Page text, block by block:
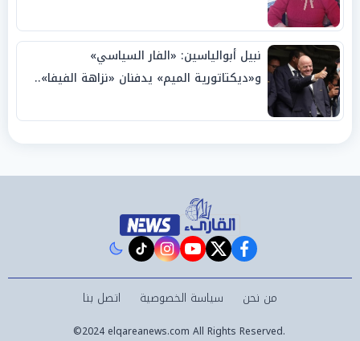
نبيل أبوالياسين: «الفار السياسي»
و«ديكتاتورية الميم» يدفنان «نزاهة الفيفا»..
facebook
twitter
youtube
instagram
tiktok
من نحن سياسة الخصوصية اتصل بنا
©2024 elqareanews.com All Rights Reserved.